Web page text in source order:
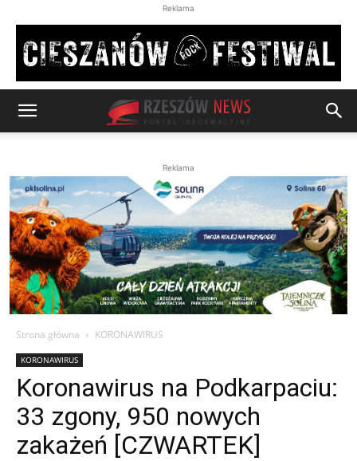
Reklama
Reklama
Strona główna KORONAWIRUS
KORONAWIRUS
Koronawirus na Podkarpaciu:
33 zgony, 950 nowych
zakażeń [CZWARTEK]